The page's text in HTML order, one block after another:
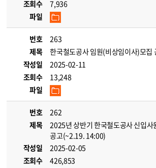
조회수
7,936
파일
번호
263
제목
한국철도공사 임원(비상임이사)모
작성일
2025-02-11
조회수
13,248
파일
번호
262
제목
2025년 상반기 한국철도공사 신입사
공고(~2.19. 14:00)
작성일
2025-02-05
조회수
426,853